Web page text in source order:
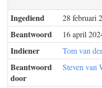
Ingediend 28 februari
Beantwoord 16 april
Indiener Tom van
Beantwoord
door
Steven van